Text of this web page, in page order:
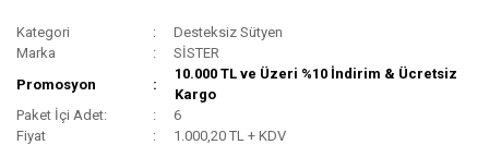
Kategori
Desteksiz Sütyen
Marka
SİSTER
Promosyon
10.000 TL ve Üzeri %10 İndirim & Ücretsiz
Kargo
Paket İçi Adet:
6
Fiyat
1.000,20 TL + KDV